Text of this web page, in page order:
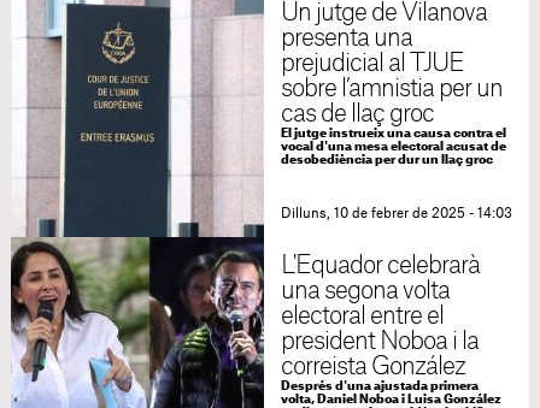
Un jutge de Vilanova
presenta una
prejudicial al TJUE
sobre l’amnistia per un
cas de llaç groc
El jutge instrueix una causa contra el
vocal d'una mesa electoral acusat de
desobediència per dur un llaç groc
Dilluns, 10 de febrer de 2025 - 14:03
L'Equador celebrarà
una segona volta
electoral entre el
president Noboa i la
correista González
Després d'una ajustada primera
volta, Daniel Noboa i Luisa González